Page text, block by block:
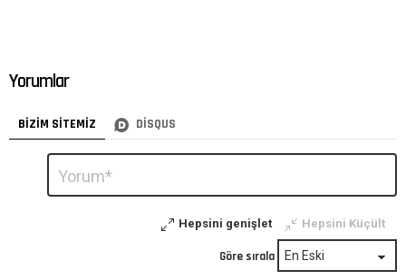
Yorumlar
BIZIM SITEMIZ DISQUS
Yorum
Hepsini genişlet Hepsini Küçült
Göre sırala